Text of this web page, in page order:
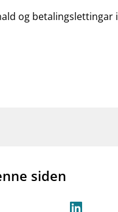
og betalingslettingar i
siden